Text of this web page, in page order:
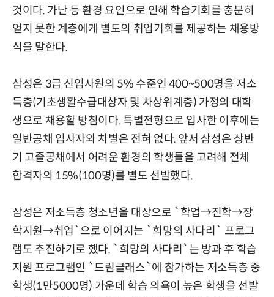
것이다. 가난 등 환경 요인으로 인해 학습기회를 충분히
얻지 못한 계층에게 별도의 취업기회를 제공하는 채용방
식을 말한다.
삼성은 3급 신입사원의 5% 수준인 400~500명을 저소
득층(기초생활수급대상자 및 차상위계층) 가정의 대학
생으로 채용할 방침이다. 특별전형으로 입사한 이후에는
일반공채 입사자와 차별은 전혀 없다. 앞서 삼성은 상반
기 고졸공채에서 어려운 환경의 학생들을 고려해 전체
합격자의 15%(100명)를 별도 선발했다.
삼성은 저소득층 청소년을 대상으로 `학업→진학→장
학지원→취업`으로 이어지는 `희망의 사다리` 프로그
램도 추진하기로 했다. `희망의 사다리`는 방과 후 학습
지원 프로그램인 `드림클래스`에 참가하는 저소득층 중
학생(1만5000명) 가운데 학습 의욕이 높은 학생을 선발